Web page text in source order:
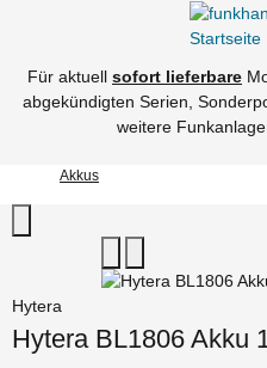
Für aktuell sofort lieferbare
abgekündigten Serien,
weitere
Akkus
Hytera
Hytera BL1806 Akku